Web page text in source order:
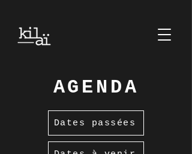
AGENDA
Dates passées